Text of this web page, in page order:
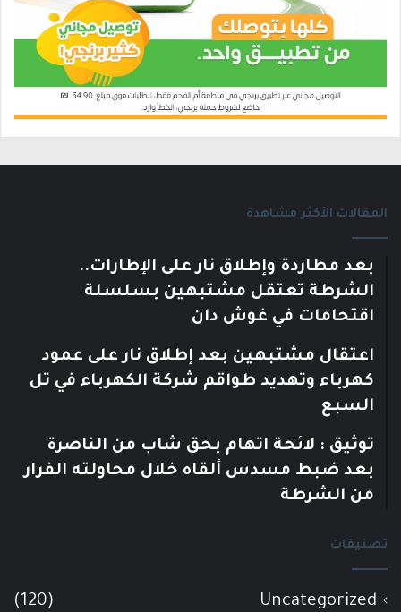
المقالات الأكثر مشاهدة
بعد مطاردة وإطلاق نار على الإطارات..
الشرطة تعتقل مشتبهين بسلسلة
اقتحامات في غوش دان
اعتقال مشتبهين بعد إطلاق نار على عمود
كهرباء وتهديد طواقم شركة الكهرباء في تل
السبع
توثيق : لائحة اتهام بحق شاب من الناصرة
بعد ضبط مسدس ألقاه خلال محاولته الفرار
من الشرطة
تصنيفات
Uncategorized
(120)